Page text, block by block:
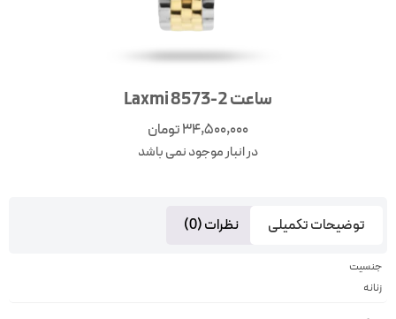
ساعت 2-8573 Laxmi
34,500,000تومان
در انبار موجود نمی باشد
توضیحات تکمیلی نظرات (0)
جنسیت
زنانه